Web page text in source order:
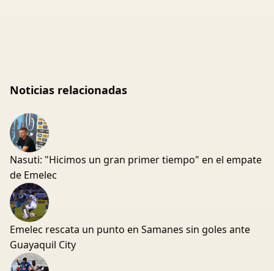
Noticias relacionadas
Nasuti: "Hicimos un gran primer tiempo" en el empate
de Emelec
Emelec rescata un punto en Samanes sin goles ante
Guayaquil City